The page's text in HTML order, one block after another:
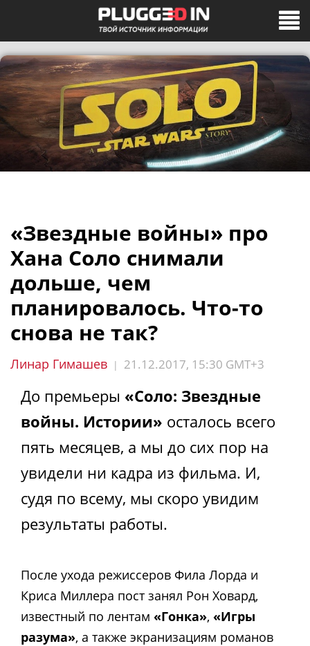
«Звездные войны» про
Хана Соло снимали
дольше, чем
планировалось. Что-то
снова не так?
Линар Гимашев | 21.12.2017, 15:30 GMT+3
До премьеры «Соло: Звездные
войны. Истории» осталось всего
пять месяцев, а мы до сих пор на
увидели ни кадра из фильма. И,
судя по всему, мы скоро увидим
результаты работы.
После ухода режиссеров Фила Лорда и
Криса Миллера пост занял Рон Ховард,
известный по лентам «Гонка», «Игры
разума», а также экранизациям романов